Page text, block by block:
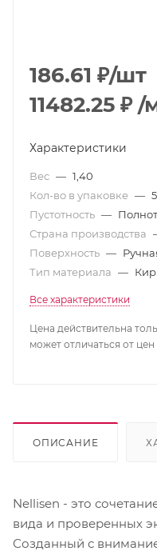
186.61 ₽/шт
11482.25 ₽ /
Характеристики
Вес — 1,40
Кол-во в упаковке —
Пустотность —
Страна производства
Поверхность —
Тип материала —
Все характеристики
Цена действительна
может отличаться от
ОПИСАНИЕ
Nellisen - это
вида и проверенных
Созданный с